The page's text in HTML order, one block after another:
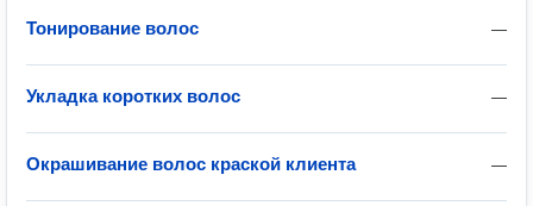
—
Тонирование волос
—
Укладка коротких волос
—
Окрашивание волос краской клиента